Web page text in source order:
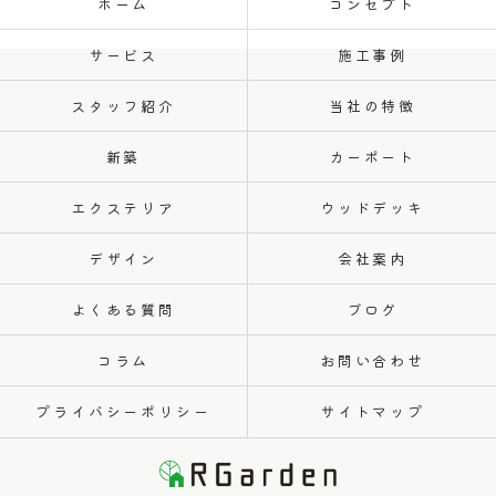
サービス 施工事例
スタッフ紹介 当社の特徴
新築 カーポート
エクステリア ウッドデッキ
デザイン 会社案内
よくある質問 ブログ
コラム お問い合わせ
プライバシーポリシー サイトマップ